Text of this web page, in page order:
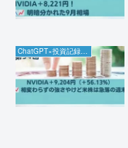
ChatGPT×投資記録チャレンジ